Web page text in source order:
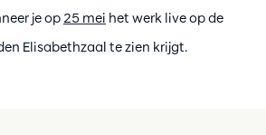
je op25 mei het werk live op de
Elisabethzaal te zien krijgt.